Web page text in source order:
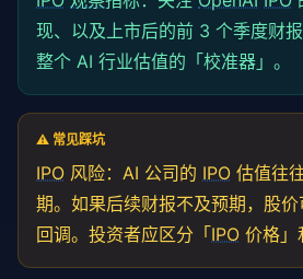
现、以及上市后的前 3 个季度财
整个 AI 行业估值的「校准器」。
⚠️ 常见踩坑
IPO 风险：AI 公司的 IPO 估值往
期。如果后续财报不及预期，股
回调。投资者应区分「 IPO 价格」